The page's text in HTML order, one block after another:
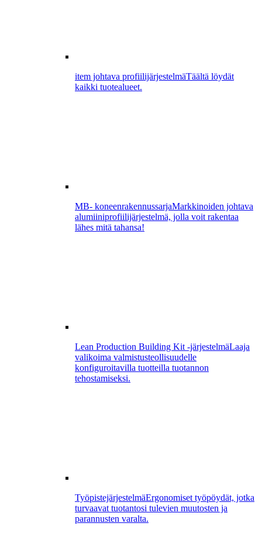
item johtava profiilijärjestelmäTäältä löydät
kaikki tuotealueet.
MB- koneenrakennussarjaMarkkinoiden johtava
alumiiniprofiilijärjestelmä, jolla voit rakentaa
lähes mitä tahansa!
Lean Production Building Kit -järjestelmäLaaja
valikoima valmistusteollisuudelle
konfiguroitavilla tuotteilla tuotannon
tehostamiseksi.
TyöpistejärjestelmäErgonomiset työpöydät, jotka
turvaavat tuotantosi tulevien muutosten ja
parannusten varalta.